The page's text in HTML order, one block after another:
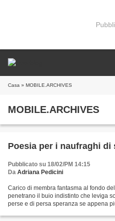
Casa » MOBILE.ARCHIVES
MOBILE.ARCHIVES
Poesia per i naufraghi di
Pubblicato su 18/02/PM 14:15
Da Adriana Pedicini
Carico di membra fantasma al fondo
penetrano il buio indistinto che leviga
perse e di persa speranza se appena